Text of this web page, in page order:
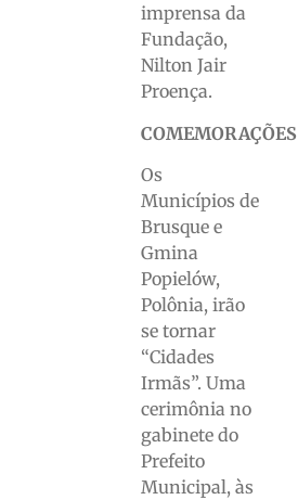
imprensa da
Fundação,
Nilton Jair
Proença.
COMEMORAÇÕES
Os
Municípios de
Brusque e
Gmina
Popielów,
Polônia, irão
se tornar
“Cidades
Irmãs”. Uma
cerimônia no
gabinete do
Prefeito
Municipal, às